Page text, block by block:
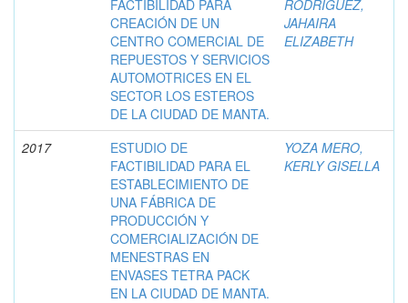
FACTIBILIDAD PARA
CREACIÓN DE UN
CENTRO COMERCIAL DE
REPUESTOS Y SERVICIOS
AUTOMOTRICES EN EL
SECTOR LOS ESTEROS
DE LA CIUDAD DE MANTA.
RODRÍGUEZ,
JAHAIRA
ELIZABETH
2017
ESTUDIO DE
FACTIBILIDAD PARA EL
ESTABLECIMIENTO DE
UNA FÁBRICA DE
PRODUCCIÓN Y
COMERCIALIZACIÓN DE
MENESTRAS EN
ENVASES TETRA PACK
EN LA CIUDAD DE MANTA.
YOZA MERO,
KERLY GISELLA